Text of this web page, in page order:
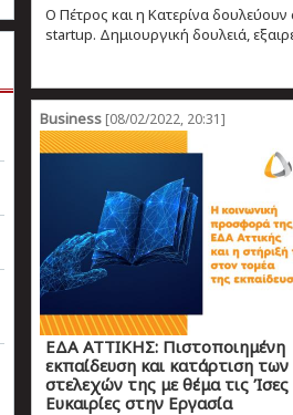
Ο Πέτρος και η Κατερίνα δουλεύουν
startup. Δημιουργική δουλειά,
Business[08/02/2022, 20:31]
ΕΔΑ ΑΤΤΙΚΗΣ: Πιστοποιημένη
εκπαίδευση και κατάρτιση των
στελεχών της με θέμα τις Ίσες
Ευκαιρίες στην Εργασία